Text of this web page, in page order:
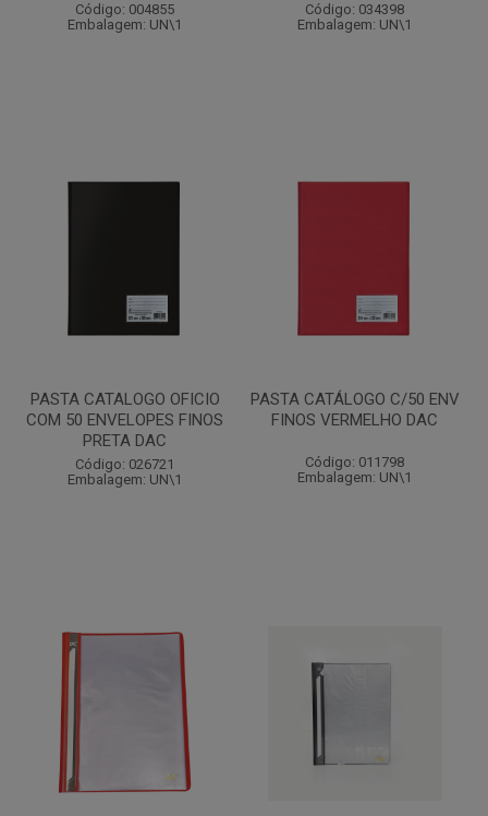
Código: 004855
Embalagem: UN\1
Código: 034398
Embalagem: UN\1
PASTA CATALOGO OFICIO
COM 50 ENVELOPES FINOS
PRETA DAC
Código: 026721
Embalagem: UN\1
PASTA CATÁLOGO C/50 ENV
FINOS VERMELHO DAC
Código: 011798
Embalagem: UN\1